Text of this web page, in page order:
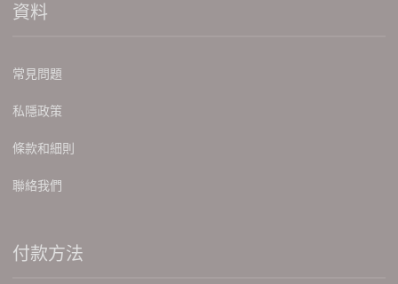
資料
常見問題
私隱政策
條款和細則
聯絡我們
付款方法